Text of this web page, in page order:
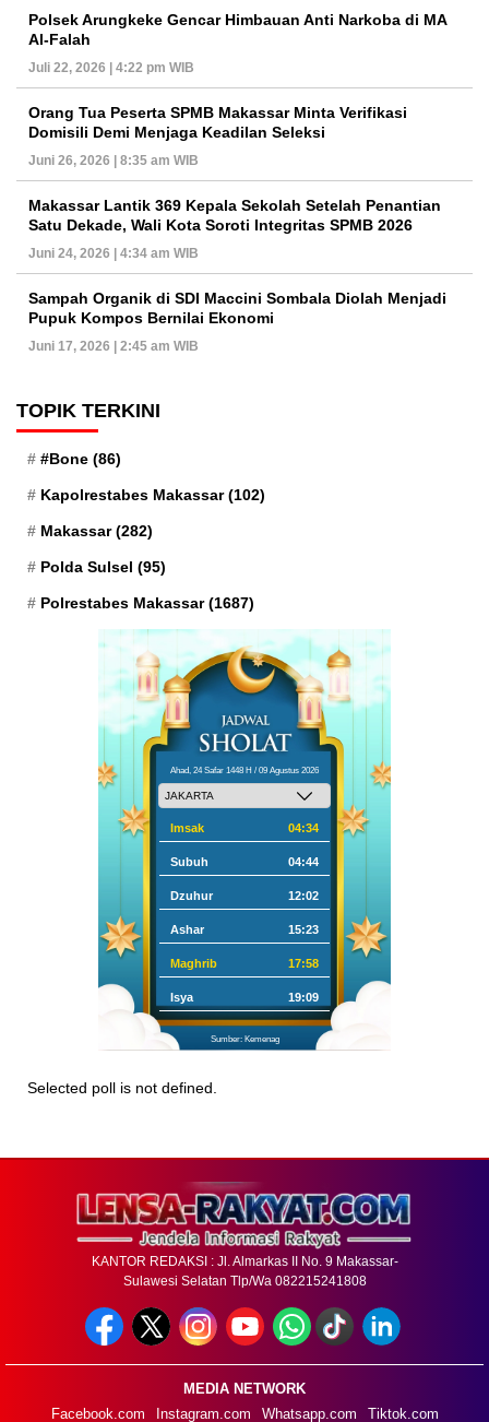
Polsek Arungkeke Gencar Himbauan Anti Narkoba di MA
Al-Falah
Juli 22, 2026 | 4:22 pm WIB
Orang Tua Peserta SPMB Makassar Minta Verifikasi
Domisili Demi Menjaga Keadilan Seleksi
Juni 26, 2026 | 8:35 am WIB
Makassar Lantik 369 Kepala Sekolah Setelah Penantian
Satu Dekade, Wali Kota Soroti Integritas SPMB 2026
Juni 24, 2026 | 4:34 am WIB
Sampah Organik di SDI Maccini Sombala Diolah Menjadi
Pupuk Kompos Bernilai Ekonomi
Juni 17, 2026 | 2:45 am WIB
TOPIK TERKINI
#Bone (86)
Kapolrestabes Makassar(102)
Makassar(282)
Polda Sulsel (95)
Polrestabes Makassar(1687)
Ahad, 24 Safar 1448 H / 09 Agustus 2026
Imsak 04:34
Subuh 04:44
Dzuhur 12:02
Ashar 15:23
Maghrib 17:58
Isya 19:09
Sumber: Kemenag
Selected poll is not defined.
KANTOR REDAKSI : Jl. Almarkas II No. 9 Makassar-
Sulawesi Selatan Tlp/Wa 082215241808
MEDIA NETWORK
Facebook.com
Instagram.com Whatsapp.com Tiktok.com